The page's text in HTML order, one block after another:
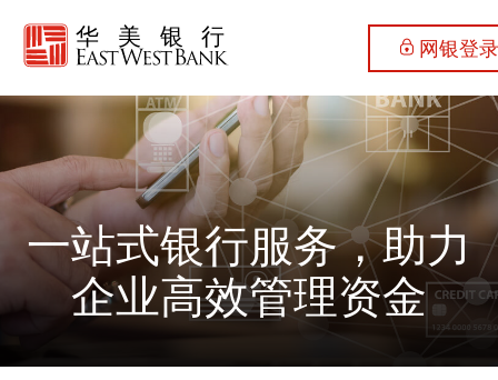
网银登录
一站式银行服务，助力
企业高效管理资金